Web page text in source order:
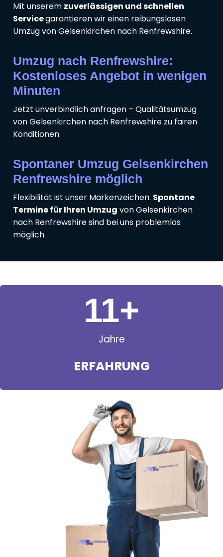
Mit unserem zuverlässigen und schnellen
Servicegarantieren wir einen reibungslosen
Umzug von Gelsenkirchen nach Renfrewshire.
Umzug nach Renfrewshire:
Kostenloses Angebot in wenigen
Minuten
Jetzt unverbindlich anfragen – Qualitätsumzug
von Gelsenkirchen nach Renfrewshire zu fairen
Konditionen.
Spontaner Umzug Gelsenkirchen
Renfrewshire möglich
Flexibilität ist unser Markenzeichen: Spontane
Termine für Ihren Umzug von Gelsenkirchen
nach Renfrewshire sind bei uns problemlos
möglich.
Jahre
ERFAHRUNG
11+